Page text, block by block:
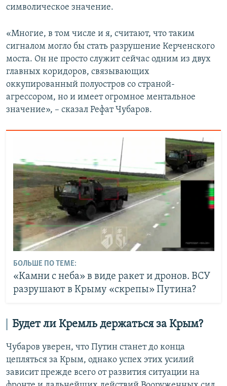
символическое значение.
«Многие, в том числе и я, считают, что таким
сигналом могло бы стать разрушение Керченского
моста. Он не просто служит сейчас одним из двух
главных коридоров, связывающих
оккупированный полуостров со страной-
агрессором, но и имеет огромное ментальное
значение», – сказал Рефат Чубаров.
БОЛЬШЕ ПО ТЕМЕ:
«Камни с неба» в виде ракет и дронов. ВСУ
разрушают в Крыму «скрепы» Путина?
Будет ли Кремль держаться за Крым?
Чубаров уверен, что Путин станет до конца
цепляться за Крым, однако успех этих усилий
зависит прежде всего от развития ситуации на